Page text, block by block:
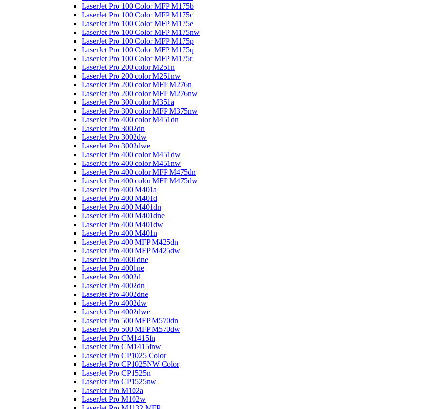
LaserJet Pro 100 Color MFP M175b
LaserJet Pro 100 Color MFP M175c
LaserJet Pro 100 Color MFP M175e
LaserJet Pro 100 Color MFP M175nw
LaserJet Pro 100 Color MFP M175p
LaserJet Pro 100 Color MFP M175q
LaserJet Pro 100 Color MFP M175r
LaserJet Pro 200 color M251n
LaserJet Pro 200 color M251nw
LaserJet Pro 200 color MFP M276n
LaserJet Pro 200 color MFP M276nw
LaserJet Pro 300 color M351a
LaserJet Pro 300 color MFP M375nw
LaserJet Pro 400 color M451dn
LaserJet Pro 3002dn
LaserJet Pro 3002dw
LaserJet Pro 3002dwe
LaserJet Pro 400 color M451dw
LaserJet Pro 400 color M451nw
LaserJet Pro 400 color MFP M475dn
LaserJet Pro 400 color MFP M475dw
LaserJet Pro 400 M401a
LaserJet Pro 400 M401d
LaserJet Pro 400 M401dn
LaserJet Pro 400 M401dne
LaserJet Pro 400 M401dw
LaserJet Pro 400 M401n
LaserJet Pro 400 MFP M425dn
LaserJet Pro 400 MFP M425dw
LaserJet Pro 4001dne
LaserJet Pro 4001ne
LaserJet Pro 4002d
LaserJet Pro 4002dn
LaserJet Pro 4002dne
LaserJet Pro 4002dw
LaserJet Pro 4002dwe
LaserJet Pro 500 MFP M570dn
LaserJet Pro 500 MFP M570dw
LaserJet Pro CM1415fn
LaserJet Pro CM1415fnw
LaserJet Pro CP1025 Color
LaserJet Pro CP1025NW Color
LaserJet Pro CP1525n
LaserJet Pro CP1525nw
LaserJet Pro M102a
LaserJet Pro M102w